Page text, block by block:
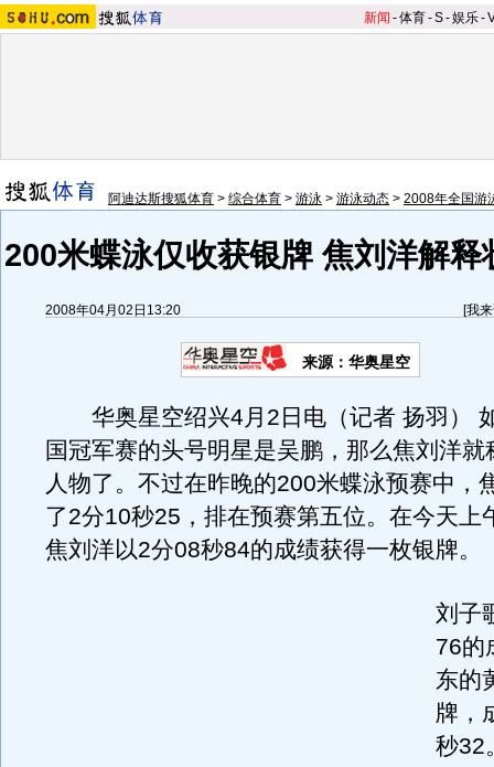
新闻 -体育-S-娱乐-
阿迪达斯搜狐体育 > 综合体育 > 游泳 > 游泳动态 > 2008年全国游
200米蝶泳仅收获银牌 焦刘洋解释
2008年04月02日13:20 [我
来源：华奥星空
华奥星空绍兴4月2日电（记者 扬羽）
国冠军赛的头号明星是吴鹏，那么焦刘洋就
人物了。不过在昨晚的200米蝶泳预赛中，
了2分10秒25，排在预赛第五位。在今天上
焦刘洋以2分08秒84的成绩获得一枚银牌。
刘子
76的
东的
牌，
秒32